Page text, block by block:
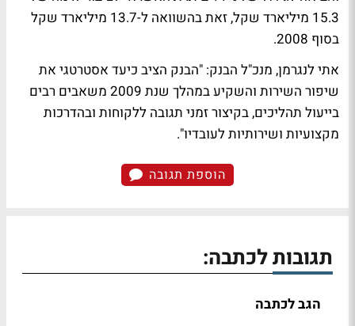
15.3 מיליארד שקל, זאת בהשוואה ל-13.7 מיליארד שקל
בסוף 2008.
אתי לנגרמן, מנכ"ל הבנק: "הבנק הציב כיעד אסטרטגי את
שיפור השירות והשקיע במהלך שנת 2009 משאבים רבים
בייעול תהליכים, בקיצור זמני תגובה ללקוחות ובהדרכות
מקצועיות ושירותיות לעובדיו".
הוספת תגובה
תגובות לכתבה:
הגב לכתבה